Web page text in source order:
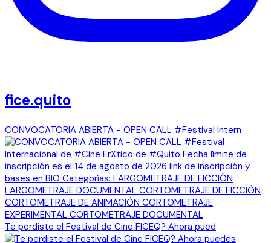
fice.quito
CONVOCATORIA ABIERTA - OPEN CALL #Festival Intern
Te perdiste el Festival de Cine FICEQ? Ahora pued